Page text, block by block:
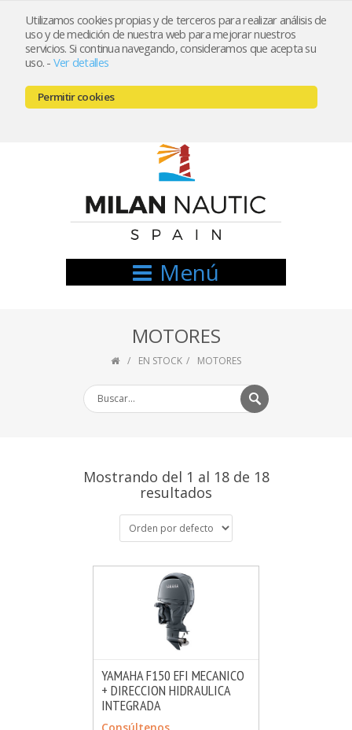
Utilizamos cookies propias y de terceros para realizar análisis de
uso y de medición de nuestra web para mejorar nuestros
servicios. Si continua navegando, consideramos que acepta su
uso. - Ver detalles
Permitir cookies
Registrarse Mi cuenta
666521122 // 654999333
Menú
MOTORES
EN STOCK MOTORES
Mostrando del 1 al 18 de 18
resultados
CONSULTAR MÁS INFO
YAMAHA F150 EFI MECANICO
+ DIRECCION HIDRAULICA
INTEGRADA